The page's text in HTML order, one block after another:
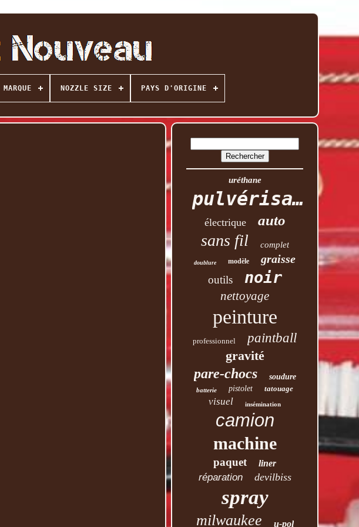
MARQUE NOZZLE SIZE PAYS D'ORIGINE
uréthane
pulvérisation
électrique auto
sans fil complet
doublure modèle graisse
outils noir
nettoyage
peinture
professionnel
paintball
gravité
pare-chocs soudure
batterie pistolet tatouage
visuel insémination
camion
machine
paquet liner
réparation devilbiss
spray
milwaukee u-pol